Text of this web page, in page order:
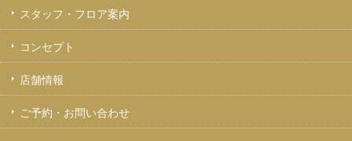
スタッフ・フロア案内
コンセプト
店舗情報
ご予約・お問い合わせ